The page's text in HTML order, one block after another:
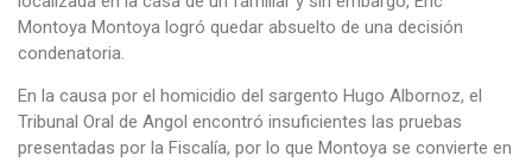
Montoya Montoya logró quedar absuelto de una decisión
condenatoria.
En la causa por el homicidio del sargento Hugo Albornoz, el
Tribunal Oral de Angol encontró insuficientes las pruebas
presentadas por la Fiscalía, por lo que Montoya se convierte en